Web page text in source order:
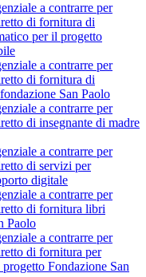
a contrarre per
di fornitura di
per il progetto
a contrarre per
di fornitura di
San Paolo
a contrarre per
di insegnante di madre
a contrarre per
di servizi per
digitale
a contrarre per
di fornitura libri
Paolo
a contrarre per
di fornitura per
Fondazione San